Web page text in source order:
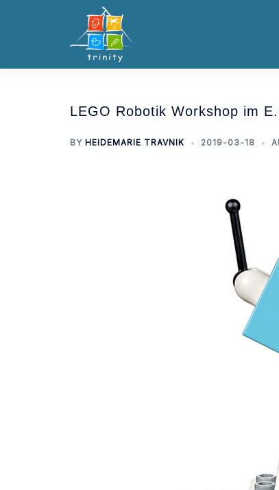
LEGO Robotik Workshop im
BY HEIDEMARIE TRAVNIK 2019-03-18